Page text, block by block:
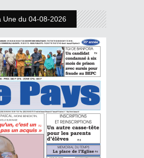
Une du 04-08-2026